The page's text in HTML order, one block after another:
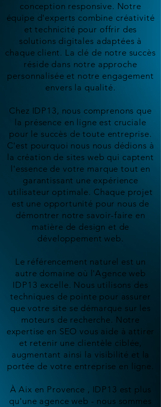
conception responsive. Notre
équipe d'experts combine créativité
et technicité pour offrir des
solutions digitales adaptées à
chaque client. La clé de notre succès
réside dans notre approche
personnalisée et notre engagement
envers la qualité.
Chez IDP13, nous comprenons que
la présence en ligne est cruciale
pour le succès de toute entreprise.
C'est pourquoi nous nous dédions à
la création de sites web qui captent
l'essence de votre marque tout en
garantissant une expérience
utilisateur optimale. Chaque projet
est une opportunité pour nous de
démontrer notre savoir-faire en
matière de design et de
développement web.
Le référencement naturel est un
autre domaine où l'Agence web
IDP13 excelle. Nous utilisons des
techniques de pointe pour assurer
que votre site se démarque sur les
moteurs de recherche. Notre
expertise en SEO vous aide à attirer
et retenir une clientèle ciblée,
augmentant ainsi la visibilité et la
portée de votre entreprise en ligne.
À Aix en Provence , IDP13 est plus
qu'une agence web - nous sommes